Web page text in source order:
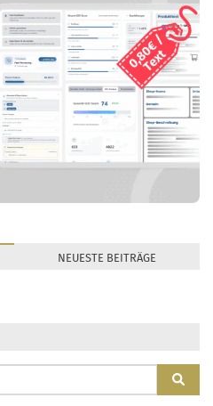
NEUESTE BEITRÄGE